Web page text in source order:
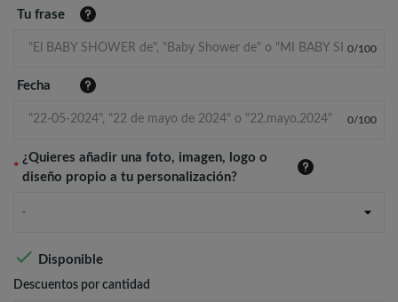
Tu frase
0/100
Fecha
0/100
*
¿Quieres añadir una foto, imagen, logo o
diseño propio a tu personalización?
-
 Disponible
Descuentos por cantidad